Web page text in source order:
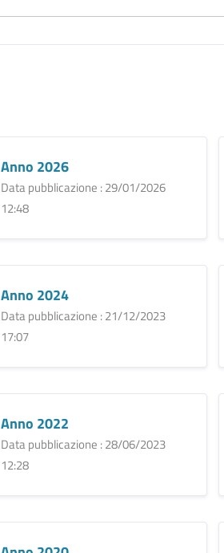
Anno 2026
Data pubblicazione : 29/01/2026
12:48
Anno 2024
Data pubblicazione : 21/12/2023
17:07
Anno 2022
Data pubblicazione : 28/06/2023
12:28